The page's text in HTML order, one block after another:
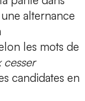
alternance
les mots de
cesser
candidates en